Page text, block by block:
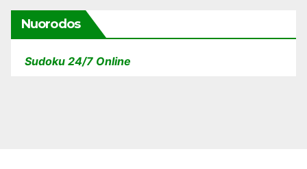
Nuorodos
Sudoku 24/7 Online